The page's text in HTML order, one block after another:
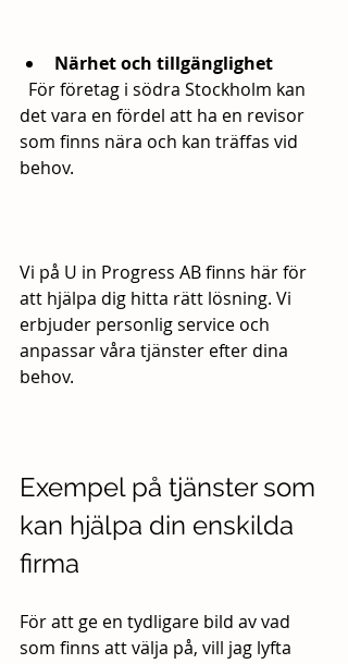
Närhet och tillgänglighet
det vara en fördel att ha en revisor
som finns nära och kan träffas vid
behov.
Vi på U in Progress AB finns här för
att hjälpa dig hitta rätt lösning. Vi
erbjuder personlig service och
anpassar våra tjänster efter dina
behov.
Exempel på tjänster som
kan hjälpa din enskilda
firma
För att ge en tydligare bild av vad
som finns att välja på, vill jag lyfta